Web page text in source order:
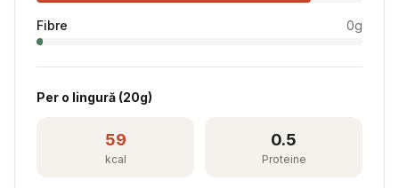
Fibre 0g
Per o lingură (20g)
59
kcal
0.5
Proteine